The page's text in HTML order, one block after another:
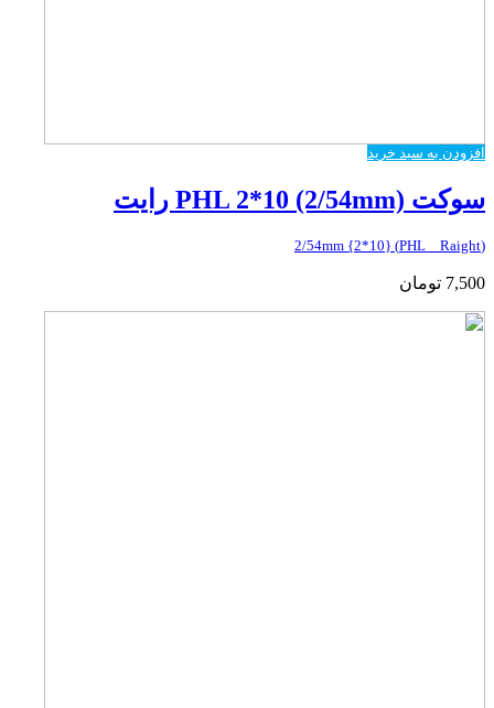
افزودن به سبد خرید
سوکت PHL 2*10 (2/54mm) رایت
(PHL _ Raight) {2*10} 2/54mm
7,500 تومان